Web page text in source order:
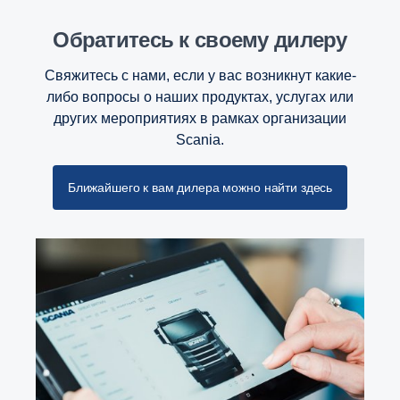
Обратитесь к своему дилеру
Свяжитесь с нами, если у вас возникнут какие-
либо вопросы о наших продуктах, услугах или
других мероприятиях в рамках организации
Scania.
Ближайшего к вам дилера можно найти здесь